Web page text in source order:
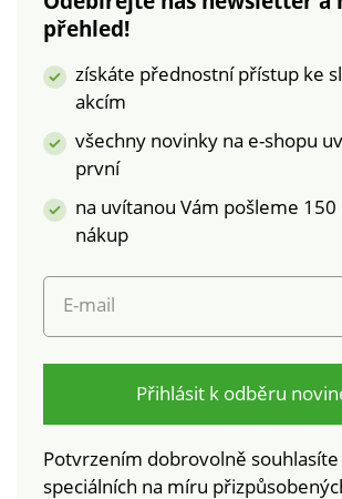
přehled!
získáte přednostní přístup ke
akcím
všechny novinky na e-shopu
první
na uvítanou Vám pošleme 150
nákup
E-mail
Přihlásit k odběru
Potvrzením dobrovolně souhlasíte
speciálních na míru